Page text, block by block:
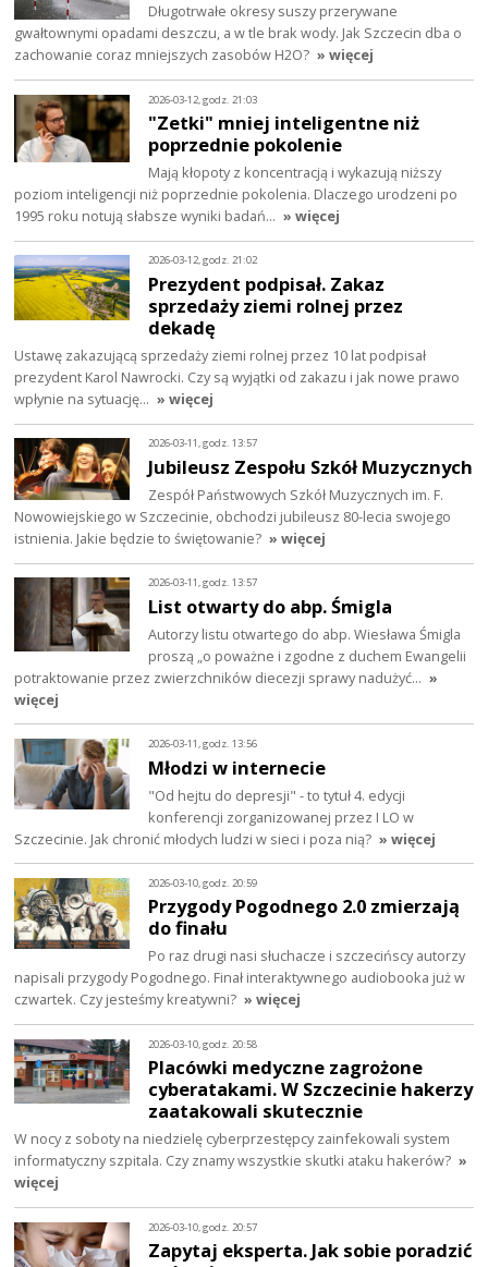
Długotrwałe okresy suszy przerywane
gwałtownymi opadami deszczu, a w tle brak wody. Jak Szczecin dba o
zachowanie coraz mniejszych zasobów H2O? » więcej
2026-03-12, godz. 21:03
"Zetki" mniej inteligentne niż
poprzednie pokolenie
Mają kłopoty z koncentracją i wykazują niższy
poziom inteligencji niż poprzednie pokolenia. Dlaczego urodzeni po
1995 roku notują słabsze wyniki badań… » więcej
2026-03-12, godz. 21:02
Prezydent podpisał. Zakaz
sprzedaży ziemi rolnej przez
dekadę
Ustawę zakazującą sprzedaży ziemi rolnej przez 10 lat podpisał
prezydent Karol Nawrocki. Czy są wyjątki od zakazu i jak nowe prawo
wpłynie na sytuację… » więcej
2026-03-11, godz. 13:57
Jubileusz Zespołu Szkół Muzycznych
Zespół Państwowych Szkół Muzycznych im. F.
Nowowiejskiego w Szczecinie, obchodzi jubileusz 80-lecia swojego
istnienia. Jakie będzie to świętowanie? » więcej
2026-03-11, godz. 13:57
List otwarty do abp. Śmigla
Autorzy listu otwartego do abp. Wiesława Śmigla
proszą „o poważne i zgodne z duchem Ewangelii
potraktowanie przez zwierzchników diecezji sprawy nadużyć… »
więcej
2026-03-11, godz. 13:56
Młodzi w internecie
"Od hejtu do depresji" - to tytuł 4. edycji
konferencji zorganizowanej przez I LO w
Szczecinie. Jak chronić młodych ludzi w sieci i poza nią? » więcej
2026-03-10, godz. 20:59
Przygody Pogodnego 2.0 zmierzają
do finału
Po raz drugi nasi słuchacze i szczecińscy autorzy
napisali przygody Pogodnego. Finał interaktywnego audiobooka już w
czwartek. Czy jesteśmy kreatywni? » więcej
2026-03-10, godz. 20:58
Placówki medyczne zagrożone
cyberatakami. W Szczecinie hakerzy
zaatakowali skutecznie
W nocy z soboty na niedzielę cyberprzestępcy zainfekowali system
informatyczny szpitala. Czy znamy wszystkie skutki ataku hakerów? »
więcej
2026-03-10, godz. 20:57
Zapytaj eksperta. Jak sobie poradzić